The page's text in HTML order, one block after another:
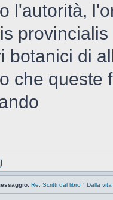
l'autorità,
botanici di
che queste
Re: Scritti dal libro " Dalla